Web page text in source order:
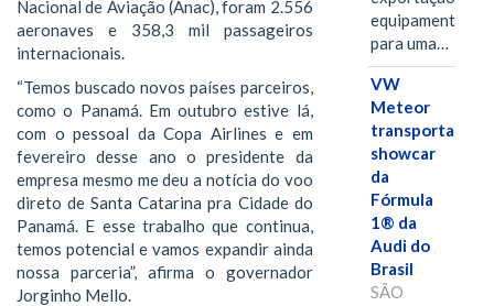
Nacional de Aviação (Anac), foram 2.556
aeronaves e 358,3 mil passageiros
internacionais.
“Temos buscado novos países parceiros,
como o Panamá. Em outubro estive lá,
com o pessoal da Copa Airlines e em
fevereiro desse ano o presidente da
empresa mesmo me deu a notícia do voo
direto de Santa Catarina pra Cidade do
Panamá. E esse trabalho que continua,
temos potencial e vamos expandir ainda
nossa parceria”, afirma o governador
Jorginho Mello.
equipamentos
para uma…
VW
Meteor
transporta
showcar
da
Fórmula
1® da
Audi do
Brasil
SÃO